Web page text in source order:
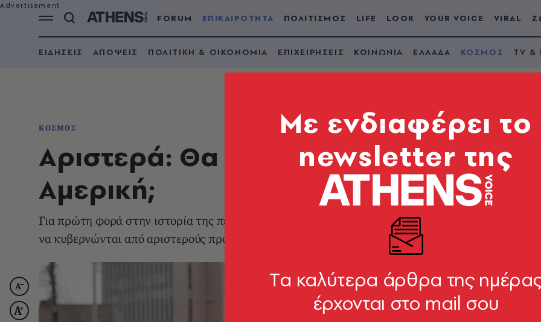
FORUM ΕΠΙΚΑΙΡΟΤΗΤΑ ΠΟΛΙΤΙΣΜΟΣ LIFE LOOK YOUR VOICE VIRAL
ΕΙΔΗΣΕΙΣ ΑΠΟΨΕΙΣ ΠΟΛΙΤΙΚΗ & ΟΙΚΟΝΟΜΙΑ ΕΠΙΧΕΙΡΗΣΕΙΣ ΚΟΙΝΩΝΙΑ ΕΛΛΑΔΑ ΚΟΣΜΟΣ TV &
ΚΟΣΜΟΣ
Αριστερά: Θα «κοκκινίσει» η Λατινική
Αμερική;
Για πρώτη φορά στην ιστορία της περιοχής μπορεί να δούμε τις 6 μεγαλύτερες οικονομίες της
να κυβερνώνται από αριστερούς προέδρους
Mε ενδιαφέρει το
newsletter της
Tα καλύτερα άρθρα της
έρχονται στο mail σου